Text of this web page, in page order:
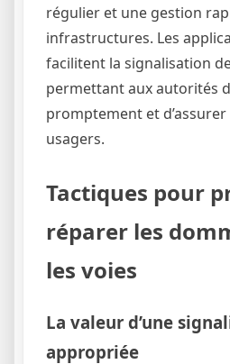
régulier et une gestion
infrastructures. Les
facilitent la signalisation
permettant aux autorités
promptement et
usagers.
Tactiques pour
réparer les
les voies
La valeur d’une
appropriée